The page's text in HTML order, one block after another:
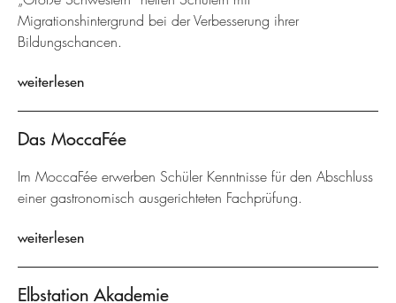
Migrationshintergrund bei der Verbesserung ihrer
Bildungschancen.
weiterlesen
Das MoccaFée
Im MoccaFée erwerben Schüler Kenntnisse für den Abschluss
einer gastronomisch ausgerichteten Fachprüfung.
weiterlesen
Elbstation Akademie